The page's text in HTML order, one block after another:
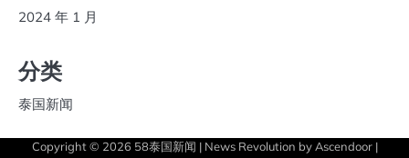
2024 年 1 月
分类
泰国新闻
Copyright © 2026 58泰国新闻 | News Revolution by Ascendoor|